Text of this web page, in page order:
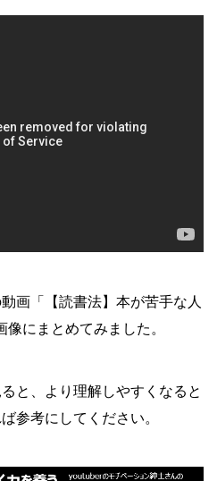
画「【読書法】本が苦手な人
にまとめてみました。
と、より理解しやすくなると
参考にしてください。